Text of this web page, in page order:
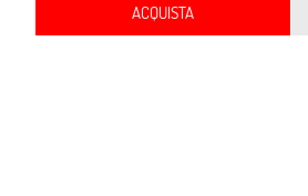
ACQUISTA